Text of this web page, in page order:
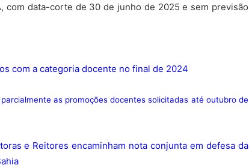
com data-corte de 30 de junho de 2025 e sem previsão
com a categoria docente no final de 2024
as promoções docentes solicitadas até outubro de
e Reitores encaminham nota conjunta em defesa da